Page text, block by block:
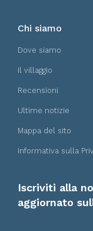
Chi siamo
Dove siamo
Il villaggio
Recensioni
Ultime notizie
Mappa del sito
Informativa sulla
Iscriviti alla
aggiornato